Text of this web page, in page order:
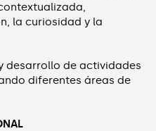
la curiosidad y la
desarrollo de actividades
diferentes áreas de